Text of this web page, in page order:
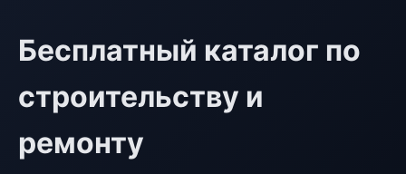
Бесплатный каталог по
строительству и
ремонту